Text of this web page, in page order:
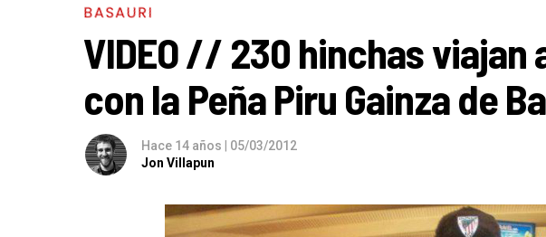
BASAURI
VIDEO // 230 hinchas viajan
con la Peña Piru Gainza de
Hace 14 años | 05/03/2012
Jon Villapun